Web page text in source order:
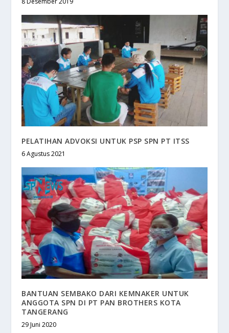
PELATIHAN ADVOKSI UNTUK PSP SPN PT ITSS
6 Agustus 2021
BANTUAN SEMBAKO DARI KEMNAKER UNTUK
ANGGOTA SPN DI PT PAN BROTHERS KOTA
TANGERANG
29 Juni 2020